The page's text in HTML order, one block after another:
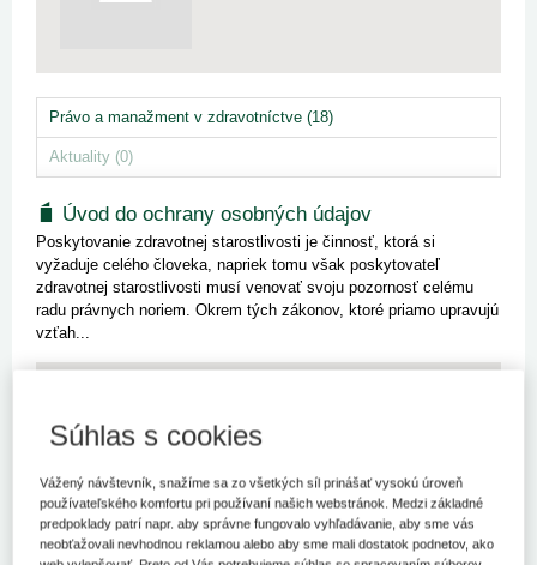
Právo a manažment v zdravotníctve (18)
Aktuality (0)
Úvod do ochrany osobných údajov
Poskytovanie zdravotnej starostlivosti je činnosť, ktorá si
vyžaduje celého človeka, napriek tomu však poskytovateľ
zdravotnej starostlivosti musí venovať svoju pozornosť celému
radu právnych noriem. Okrem tých zákonov, ktoré priamo upravujú
vzťah...
Poskytovanie zdravotnej starostlivosti
Poskytovateľ zdravotnej starostlivosti
Úrad na ochranu osobných údajov
Súhlas s cookies
Vážený návštevník, snažíme sa zo všetkých síl prinášať vysokú úroveň
používateľského komfortu pri používaní našich webstránok. Medzi základné
predpoklady patrí napr. aby správne fungovalo vyhľadávanie, aby sme vás
neobťažovali nevhodnou reklamou alebo aby sme mali dostatok podnetov, ako